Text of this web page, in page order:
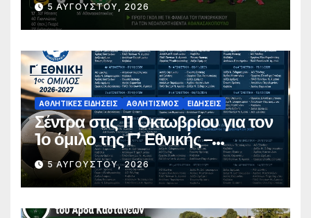
5 ΑΥΓΟΎΣΤΟΥ, 2026
ΑΘΛΗΤΙΚΈΣ ΕΙΔΉΣΕΙΣ ΑΘΛΗΤΙΣΜΌΣ ΕΙΔΉΣΕΙΣ
Σέντρα στις 11 Οκτωβρίου για τον
1ο όμιλο της Γ’ Εθνικής –
Ανακοινώθηκε το πλήρες
πρόγραμμα
5 ΑΥΓΟΎΣΤΟΥ, 2026